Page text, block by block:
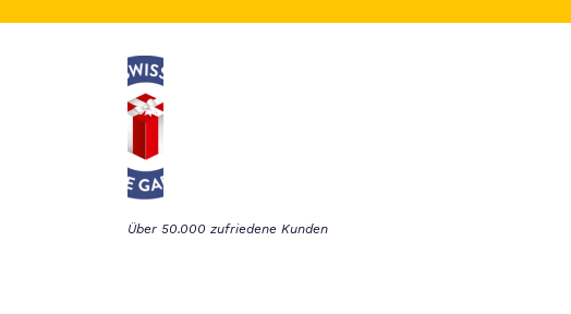
Über 50.000 zufriedene Kunden